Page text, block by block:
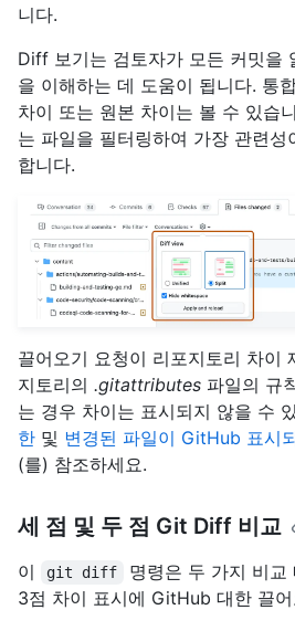
니다.
Diff 보기는 검토자가 모든 커밋을
을 이해하는 데 도움이 됩니다. 통
차이 또는 원본 차이는 볼 수 있습
는 파일을 필터링하여 가장 관련
합니다.
끌어오기 요청이 리포지토리 차이
지토리의 .gitattributes 파일의 규
는 경우 차이는 표시되지 않을 수
한 및 변경된 파일이 GitHub 표시
(를) 참조하세요.
세 점 및 두 점 Git Diff 비교
이 git diff
명령은 두 가지 비교
3점 차이 표시에 GitHub 대한 끌